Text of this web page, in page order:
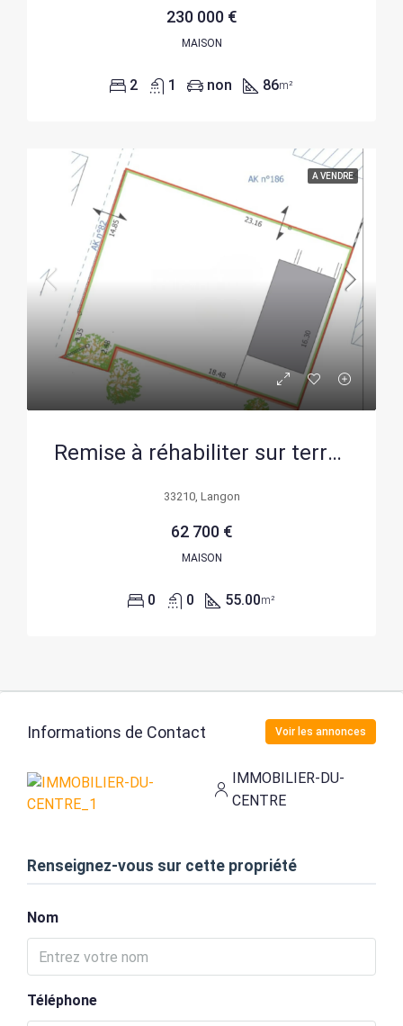
230 000 €
MAISON
2 1 non 86m²
A VENDRE
Remise à réhabiliter sur terrain constructible à Saint Pierre d’Aurillac, proximité Bordeaux
33210, Langon
62 700 €
MAISON
0 0 55.00m²
Informations de Contact Voir les annonces
IMMOBILIER-DU-
CENTRE
Renseignez-vous sur cette propriété
Nom
Téléphone